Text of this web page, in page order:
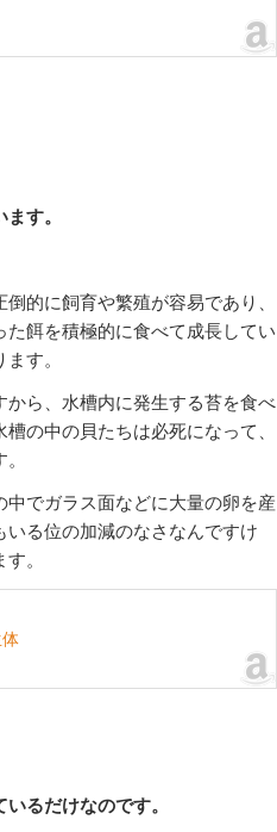
す。
的に飼育や繁殖が容易であり、
餌を積極的に食べて成長してい
す。
ら、水槽内に発生する苔を食べ
の中の貝たちは必死になって、
でガラス面などに大量の卵を産
る位の加減のなさなんですけ
。
るだけなのです。